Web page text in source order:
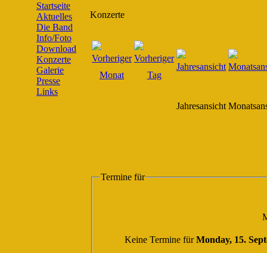
Startseite
Aktuelles
Die Band
Info/Foto
Download
Konzerte
Galerie
Presse
Links
Konzerte
Jahresansicht
Termine für
Keine Termine fürMonday, 15.